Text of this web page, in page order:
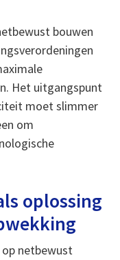
bouwen
Het uitgangspunt
moet slimmer
om
oplossing
op netbewust